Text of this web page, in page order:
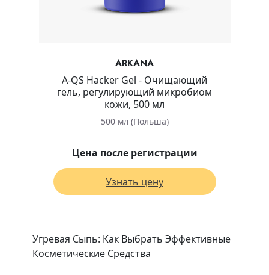
ARKANA
A-QS Hacker Gel - Очищающий
гель, регулирующий микробиом
кожи, 500 мл
500 мл (Польша)
Цена после регистрации
Узнать цену
Угревая Сыпь: Как Выбрать Эффективные
Косметические Средства